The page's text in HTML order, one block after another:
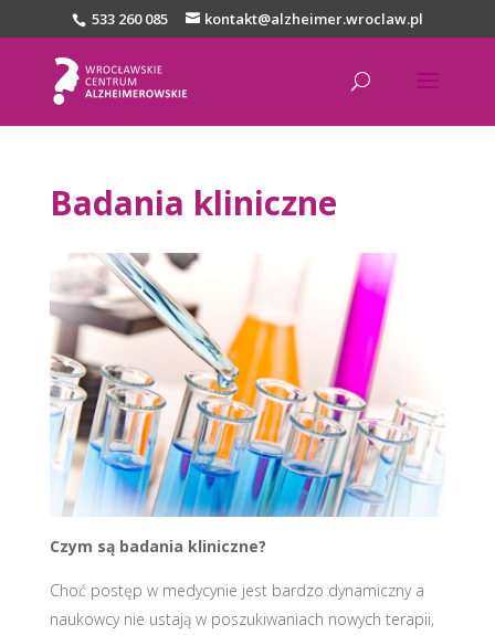
533 260 085 kontakt@alzheimer.wroclaw.pl
Badania kliniczne
Czym są badania kliniczne?
Choć postęp w medycynie jest bardzo dynamiczny a
naukowcy nie ustają w poszukiwaniach nowych terapii,